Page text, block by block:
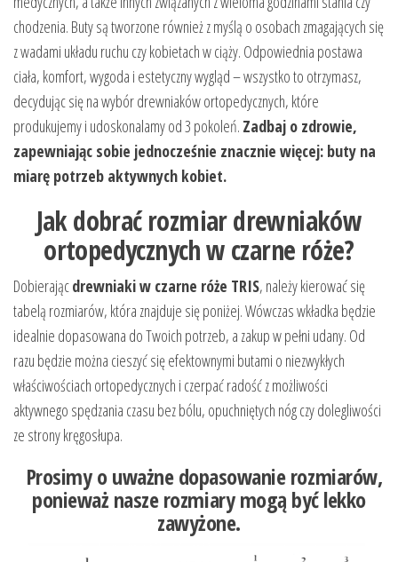
chodzenia. Buty są tworzone również z myślą o osobach zmagających się
z wadami układu ruchu czy kobietach w ciąży. Odpowiednia postawa
ciała, komfort, wygoda i estetyczny wygląd – wszystko to otrzymasz,
decydując się na wybór drewniaków ortopedycznych, które
produkujemy i udoskonalamy od 3 pokoleń. Zadbaj o zdrowie,
zapewniając sobie jednocześnie znacznie więcej: buty na
miarę potrzeb aktywnych kobiet.
Jak dobrać rozmiar drewniaków
ortopedycznych w czarne róże?
Dobierającdrewniaki w czarne róże TRIS, należy kierować się
tabelą rozmiarów, która znajduje się poniżej. Wówczas wkładka będzie
idealnie dopasowana do Twoich potrzeb, a zakup w pełni udany. Od
razu będzie można cieszyć się efektownymi butami o niezwykłych
właściwościach ortopedycznych i czerpać radość z możliwości
aktywnego spędzania czasu bez bólu, opuchniętych nóg czy dolegliwości
ze strony kręgosłupa.
Prosimy o uważne dopasowanie rozmiarów,
ponieważ nasze rozmiary mogą być lekko
zawyżone.